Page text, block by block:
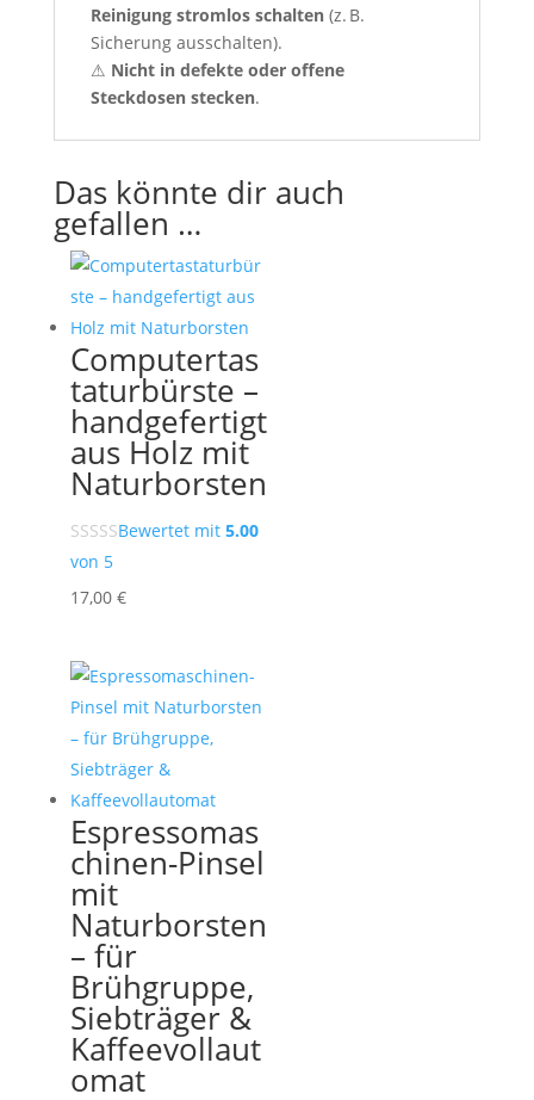
Reinigung stromlos schalten(z. B.
Sicherung ausschalten).
⚠ Nicht in defekte oder offene
Steckdosen stecken.
Das könnte dir auch
gefallen …
Computertas
taturbürste –
handgefertigt
aus Holz mit
Naturborsten
Bewertet mit 5.00
von 5
17,00 €
Espressomas
chinen-Pinsel
mit
Naturborsten
– für
Brühgruppe,
Siebträger &
Kaffeevollaut
omat